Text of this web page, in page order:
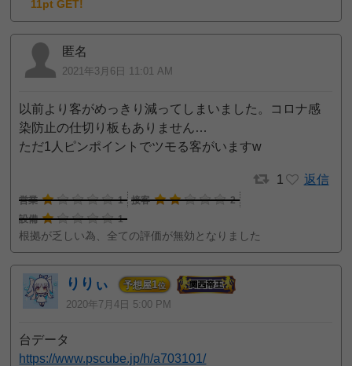
11pt GET!
匿名
2021年3月6日 11:01 AM
以前より客がめっきり減ってしまいました。コロナ感
染防止の仕切り板もありません…
ただ1人ピンポイントでツモる客がいますw
1 返信
営業 1 接客
2
設備
1
根拠が乏しい為、全ての評価が無効となりました
りりぃ 予想屋1位
2020年7月4日 5:00 PM
台データ
https://www.pscube.jp/h/a703101/